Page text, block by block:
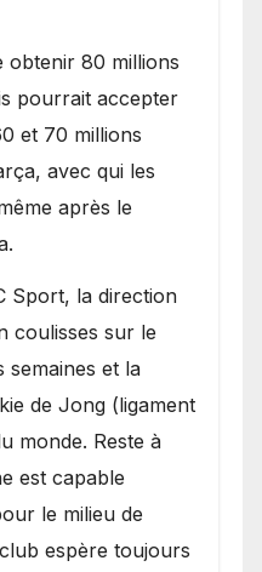
obtenir 80 millions
pourrait accepter
et 70 millions
avec qui les
après le
Sport, la direction
coulisses sur le
semaines et la
de Jong (ligament
monde. Reste à
est capable
le milieu de
espère toujours